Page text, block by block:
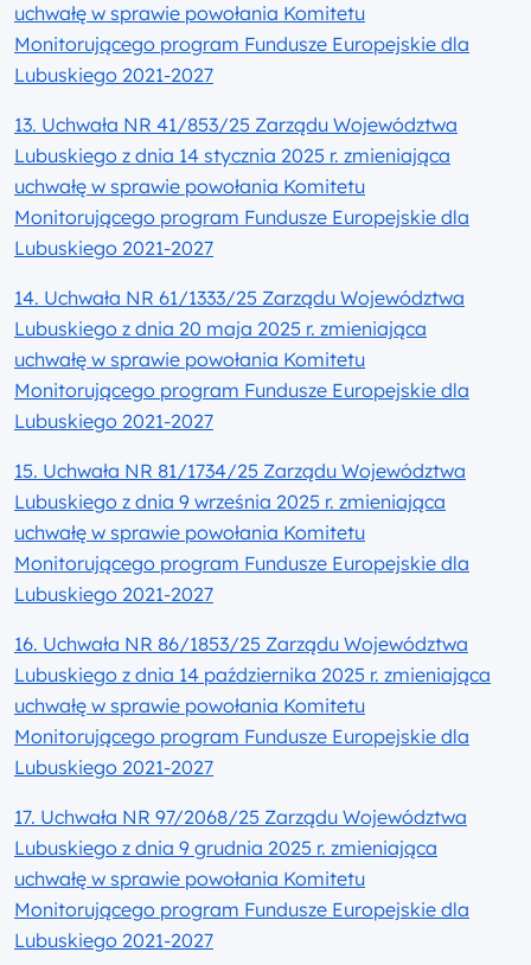
uchwałę w sprawie powołania Komitetu
Monitorującego program Fundusze Europejskie dla
Lubuskiego 2021-2027
13. Uchwała NR 41/853/25 Zarządu Województwa
Lubuskiego z dnia 14 stycznia 2025 r. zmieniająca
uchwałę w sprawie powołania Komitetu
Monitorującego program Fundusze Europejskie dla
Lubuskiego 2021-2027
14. Uchwała NR 61/1333/25 Zarządu Województwa
Lubuskiego z dnia 20 maja 2025 r. zmieniająca
uchwałę w sprawie powołania Komitetu
Monitorującego program Fundusze Europejskie dla
Lubuskiego 2021-2027
15. Uchwała NR 81/1734/25 Zarządu Województwa
Lubuskiego z dnia 9 września 2025 r. zmieniająca
uchwałę w sprawie powołania Komitetu
Monitorującego program Fundusze Europejskie dla
Lubuskiego 2021-2027
16. Uchwała NR 86/1853/25 Zarządu Województwa
Lubuskiego z dnia 14 października 2025 r. zmieniająca
uchwałę w sprawie powołania Komitetu
Monitorującego program Fundusze Europejskie dla
Lubuskiego 2021-2027
17. Uchwała NR 97/2068/25 Zarządu Województwa
Lubuskiego z dnia 9 grudnia 2025 r. zmieniająca
uchwałę w sprawie powołania Komitetu
Monitorującego program Fundusze Europejskie dla
Lubuskiego 2021-2027